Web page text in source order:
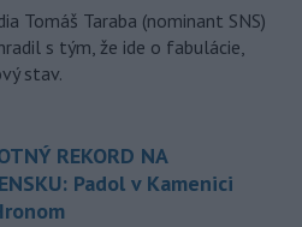
Tomáš Taraba (nominant SNS)
s tým, že ide o fabulácie,
stav.
REKORD NA
Padol v Kamenici